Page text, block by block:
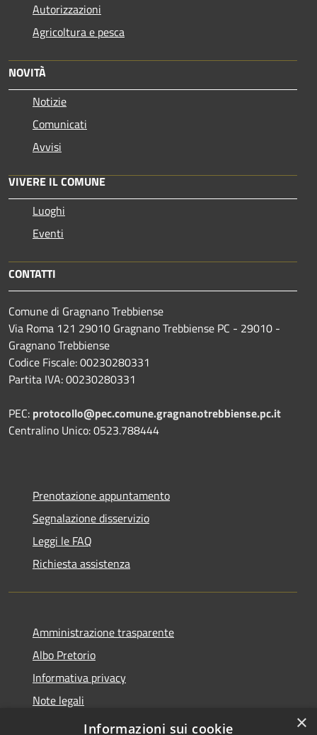
Autorizzazioni
Agricoltura e pesca
NOVITÀ
Notizie
Comunicati
Avvisi
VIVERE IL COMUNE
Luoghi
Eventi
CONTATTI
Comune di Gragnano Trebbiense
Via Roma 121 29010 Gragnano Trebbiense PC - 29010 -
Gragnano Trebbiense
Codice Fiscale: 00230280331
Partita IVA: 00230280331
PEC: protocollo@pec.comune.gragnanotrebbiense.pc.it
Centralino Unico: 0523.788444
Prenotazione appuntamento
Segnalazione disservizio
Leggi le FAQ
Richiesta assistenza
Amministrazione trasparente
Albo Pretorio
Informativa privacy
Note legali
Dichiarazione di accessibilità
×
Informazioni sui cookie